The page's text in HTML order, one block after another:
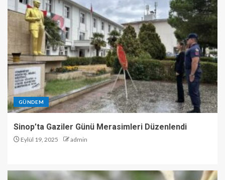
GÜNDEM
Sinop’ta Gaziler Günü Merasimleri Düzenlendi
Eylül 19, 2025 admin